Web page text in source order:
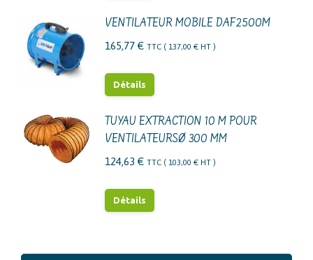
VENTILATEUR MOBILE DAF2500M
165,77 € TTC ( 137,00 € HT )
Détails
TUYAU EXTRACTION 10 M POUR
VENTILATEURSØ 300 MM
124,63 € TTC ( 103,00 € HT )
Détails